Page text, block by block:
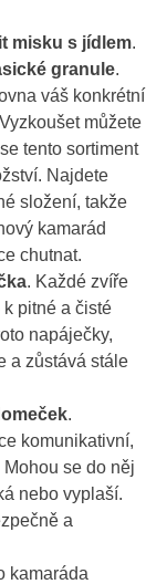
misku s jídlem.
granule.
váš konkrétní
můžete
tento sortiment
Najdete
složení, takže
kamarád
chutnat.
. Každé zvíře
pitné a čisté
napáječky,
a zůstává stále
.
komunikativní,
se do něj
nebo vyplaší.
a
kamaráda